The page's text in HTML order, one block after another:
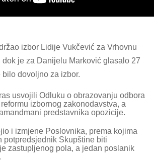
izbor Lidije Vukčević za Vrhovnu
je za Danijelu Marković glasalo 27
dovoljno za izbor.
usvojili Odluku o obrazovanju odbora
izbornog zakonodavstva, a
predstavnika opozicije.
i izmjene Poslovnika, prema kojima
potpredsjednik Skupštine biti
zastupljenog pola, a jedan poslanik